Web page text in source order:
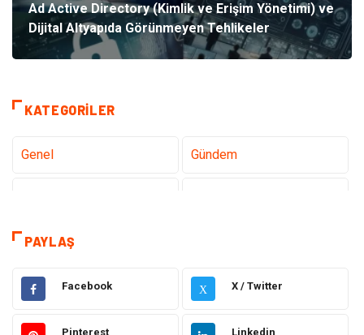
Ad Active Directory (Kimlik ve Erişim Yönetimi) ve
Dijital Altyapıda Görünmeyen Tehlikeler
KATEGORILER
Genel Gündem
Sağlık
Elektrik Elektronik Gıda
Giyim Ulaşım ve Taşımacılık
PAYLAŞ
Facebook X X / Twitter
Pinterest Linkedin